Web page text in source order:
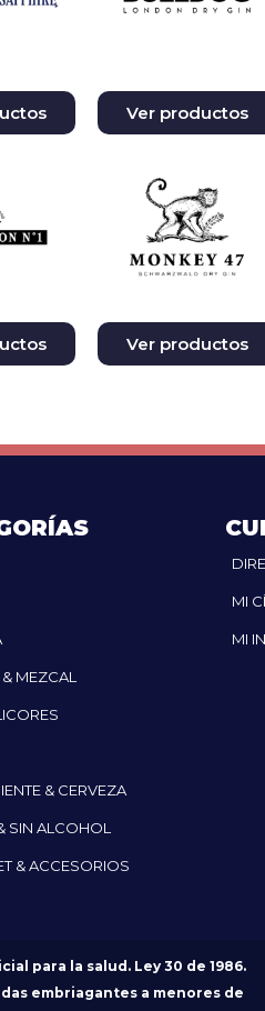
Ver productos
Ver productos
MEZCAL
& CERVEZA
SIN ALCOHOL
& ACCESORIOS
MI
MI
para la salud. Ley 30 de 1986.
embriagantes a menores de